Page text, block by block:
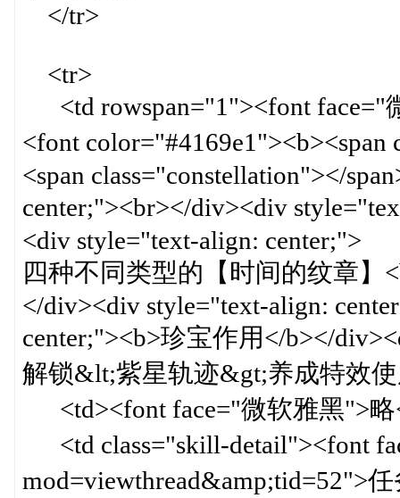
</tr>
<tr>
<td rowspan="1"><font face="
<font color="#4169e1"><b><span
<span class="constellation"></
center;"><br></div><div
<div style="text-align: center;">
四种不同类型的【时间的纹章】
</div><div style="text-align:
center;"><b>珍宝作用</b></
解锁&lt;紫星轨迹&gt;养成特效
<td><font face="微软雅黑">略
<td class="skill-detail"><font
mod=viewthread&amp;tid=52">